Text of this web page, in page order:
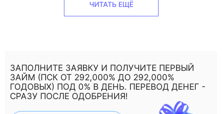
ЧИТАТЬ ЕЩЁ
ЗАПОЛНИТЕ ЗАЯВКУ И ПОЛУЧИТЕ ПЕРВЫЙ
ЗАЙМ (ПСК ОТ 292,000% ДО 292,000%
ГОДОВЫХ) ПОД 0% В ДЕНЬ. ПЕРЕВОД ДЕНЕГ -
СРАЗУ ПОСЛЕ ОДОБРЕНИЯ!